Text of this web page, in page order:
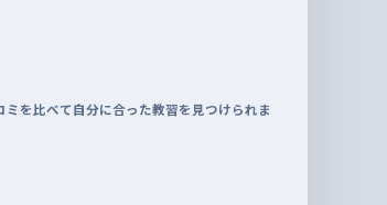
を比べて自分に合った教習を見つけられま